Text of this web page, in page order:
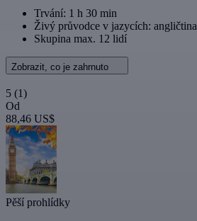
Trvání: 1 h 30 min
Živý průvodce v jazycích: angličtina
Skupina max. 12 lidí
Zobrazit, co je zahrnuto
5 (1)
Od
88,46 US$
Pěší prohlídky